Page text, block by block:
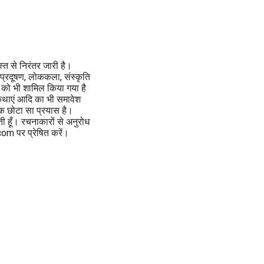
से निरंतर जारी है।
प्रदूषण, लोककला, संस्कृति
भी शामिल किया गया है
आदि का भी समावेश
सा प्रयास है।
हूँ। रचनाकारों से अनुरोध
पर प्रेषित करें।